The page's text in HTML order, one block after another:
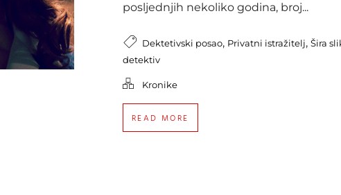
posljednjih nekoliko godina, broj...
Dektetivski posao, Privatni istražitelj, Šira
detektiv
Kronike
READ MORE